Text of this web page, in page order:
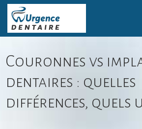
Couronnes vs
dentaires : quelles
différences, quels